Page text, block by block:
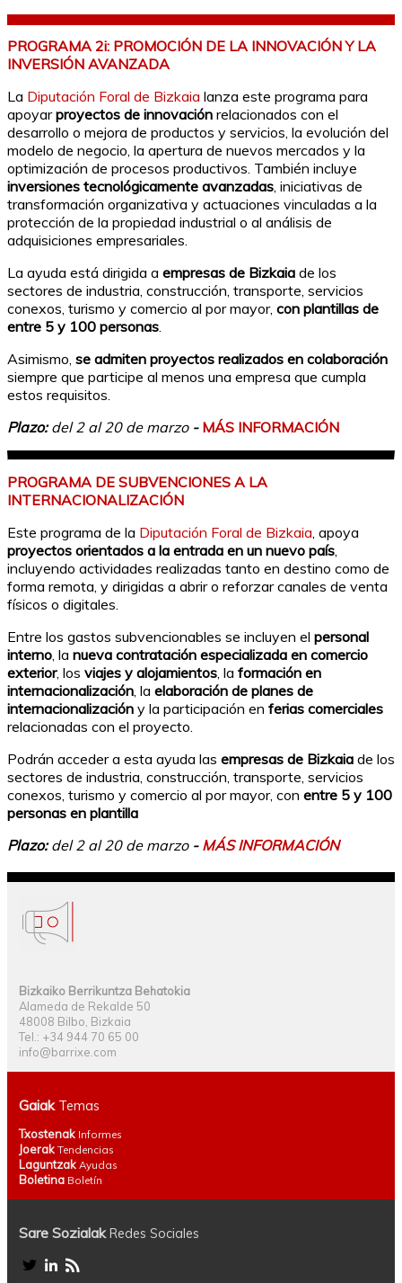
PROGRAMA 2i: PROMOCIÓN DE LA INNOVACIÓN Y LA
INVERSIÓN AVANZADA
La Diputación Foral de Bizkaia lanza este programa para
apoyarproyectos de innovación relacionados con el
desarrollo o mejora de productos y servicios, la evolución del
modelo de negocio, la apertura de nuevos mercados y la
optimización de procesos productivos. También incluye
inversiones tecnológicamente avanzadas, iniciativas de
transformación organizativa y actuaciones vinculadas a la
protección de la propiedad industrial o al análisis de
adquisiciones empresariales.
La ayuda está dirigida a empresas de Bizkaia de los
sectores de industria, construcción, transporte, servicios
conexos, turismo y comercio al por mayor, con plantillas de
entre 5 y 100 personas.
Asimismo, se admiten proyectos realizados en colaboración
siempre que participe al menos una empresa que cumpla
estos requisitos.
Plazo:del 2 al 20 de marzo - MÁS INFORMACIÓN
PROGRAMA DE SUBVENCIONES A LA
INTERNACIONALIZACIÓN
Este programa de la Diputación Foral de Bizkaia , apoya
proyectos orientados a la entrada en un nuevo país
incluyendo actividades realizadas tanto en destino como de
forma remota, y dirigidas a abrir o reforzar canales de venta
físicos o digitales.
Entre los gastos subvencionables se incluyen el personal
interno , la nueva contratación especializada en comercio
exterior, los viajes y alojamientos , la formación en
internacionalización , la elaboración de planes de
internacionalización y la participación en ferias comerciales
relacionadas con el proyecto.
Podrán acceder a esta ayuda las empresas de Bizkaia de los
sectores de industria, construcción, transporte, servicios
conexos, turismo y comercio al por mayor, con entre 5 y 100
personas en plantilla
Plazo:del 2 al 20 de marzo - MÁS INFORMACIÓN
Bizkaiko Berrikuntza Behatokia
Alameda de Rekalde 50
48008 Bilbo, Bizkaia
Tel.: +34 944 70 65 00
info@barrixe.com
GaiakTemas
TxostenakInformes
JoerakTendencias
LaguntzakAyudas
BoletinaBoletín
Sare SozialakRedes Sociales